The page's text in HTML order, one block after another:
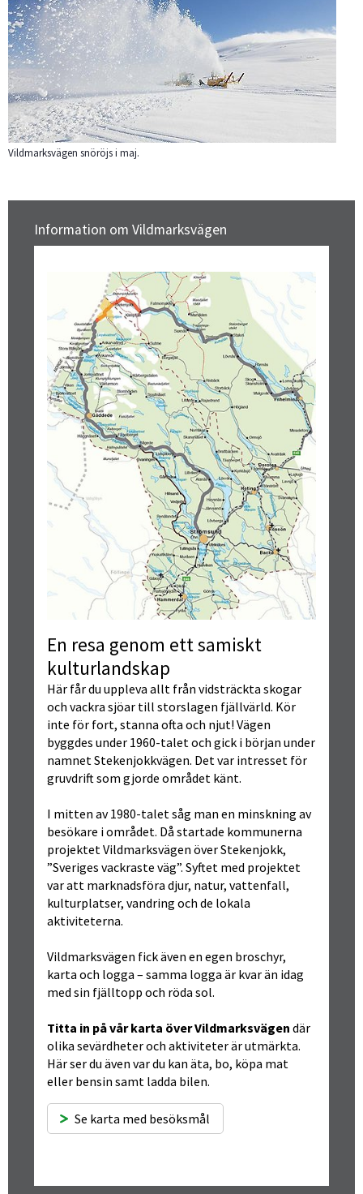
Vildmarksvägen snöröjs i maj.
Information om Vildmarksvägen
En resa genom ett samiskt
kulturlandskap
Här får du uppleva allt från vidsträckta skogar
och vackra sjöar till storslagen fjällvärld. Kör
inte för fort, stanna ofta och njut! Vägen
byggdes under 1960-talet och gick i början under
namnet Stekenjokkvägen. Det var intresset för
gruvdrift som gjorde området känt.
I mitten av 1980-talet såg man en minskning av
besökare i området. Då startade kommunerna
projektet Vildmarksvägen över Stekenjokk,
”Sveriges vackraste väg”. Syftet med projektet
var att marknadsföra djur, natur, vattenfall,
kulturplatser, vandring och de lokala
aktiviteterna.
Vildmarksvägen fick även en egen broschyr,
karta och logga – samma logga är kvar än idag
med sin fjälltopp och röda sol.
Titta in på vår karta över Vildmarksvägen där
olika sevärdheter och aktiviteter är utmärkta.
Här ser du även var du kan äta, bo, köpa mat
eller bensin samt ladda bilen.
Se karta med besöksmål